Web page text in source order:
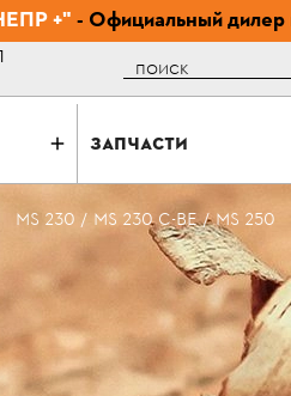
+"- Официальный дилер
Поиск
ЗАПЧАСТИ
MS 230 / MS 230 C-BE / MS 250